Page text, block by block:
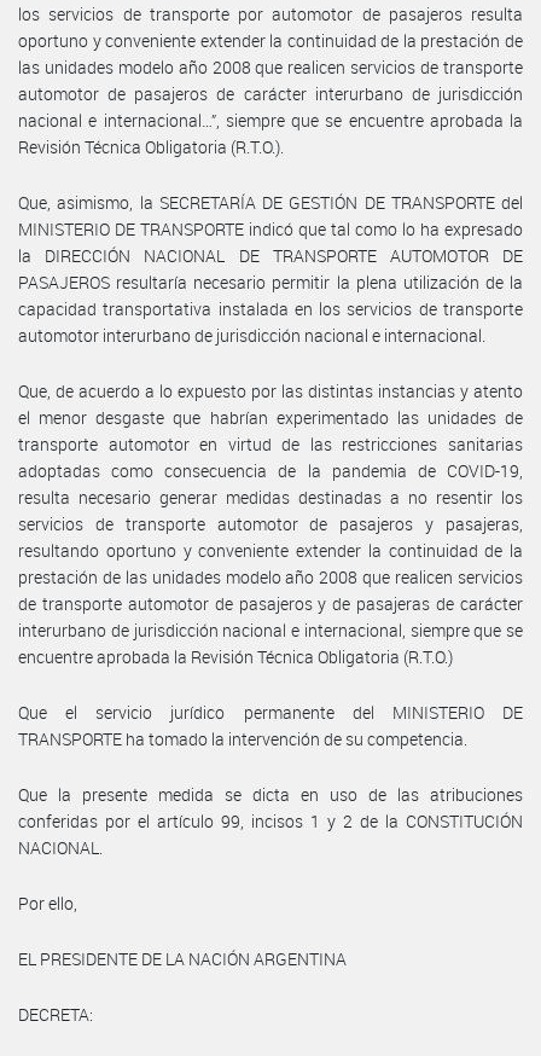
los servicios de transporte por automotor de pasajeros resulta
oportuno y conveniente extender la continuidad de la prestación de
las unidades modelo año 2008 que realicen servicios de transporte
automotor de pasajeros de carácter interurbano de jurisdicción
nacional e internacional…”, siempre que se encuentre aprobada la
Revisión Técnica Obligatoria (R.T.O.).
Que, asimismo, la SECRETARÍA DE GESTIÓN DE TRANSPORTE del
MINISTERIO DE TRANSPORTE indicó que tal como lo ha expresado
la DIRECCIÓN NACIONAL DE TRANSPORTE AUTOMOTOR DE
PASAJEROS resultaría necesario permitir la plena utilización de la
capacidad transportativa instalada en los servicios de transporte
automotor interurbano de jurisdicción nacional e internacional.
Que, de acuerdo a lo expuesto por las distintas instancias y atento
el menor desgaste que habrían experimentado las unidades de
transporte automotor en virtud de las restricciones sanitarias
adoptadas como consecuencia de la pandemia de COVID-19,
resulta necesario generar medidas destinadas a no resentir los
servicios de transporte automotor de pasajeros y pasajeras,
resultando oportuno y conveniente extender la continuidad de la
prestación de las unidades modelo año 2008 que realicen servicios
de transporte automotor de pasajeros y de pasajeras de carácter
interurbano de jurisdicción nacional e internacional, siempre que se
encuentre aprobada la Revisión Técnica Obligatoria (R.T.O.)
Que el servicio jurídico permanente del MINISTERIO DE
TRANSPORTE ha tomado la intervención de su competencia.
Que la presente medida se dicta en uso de las atribuciones
conferidas por el artículo 99, incisos 1 y 2 de la CONSTITUCIÓN
NACIONAL.
Por ello,
EL PRESIDENTE DE LA NACIÓN ARGENTINA
DECRETA: